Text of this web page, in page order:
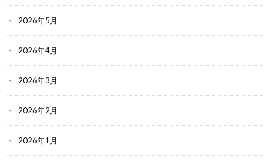
2026年5月
2026年4月
2026年3月
2026年2月
2026年1月